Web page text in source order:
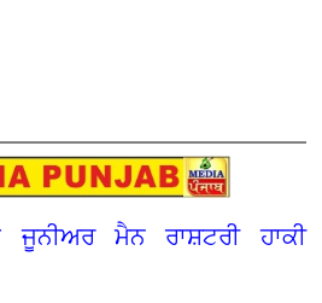
ਜੂਨੀਅਰ ਮੈਨ ਰਾਸ਼ਟਰੀ ਹਾਕੀ